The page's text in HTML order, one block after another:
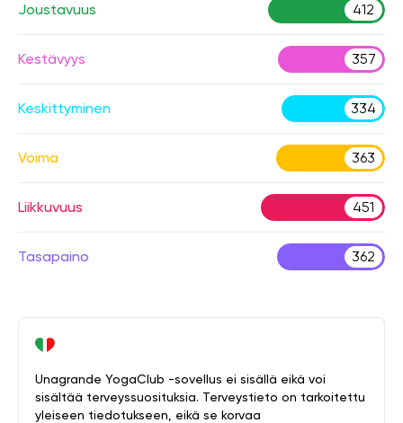
Joustavuus 412
Kestävyys 357
Keskittyminen 334
Voima 363
Liikkuvuus 451
Tasapaino 362
Unagrande YogaClub -sovellus ei sisällä eikä voi
sisältää terveyssuosituksia. Terveystieto on tarkoitettu
yleiseen tiedotukseen, eikä se korvaa